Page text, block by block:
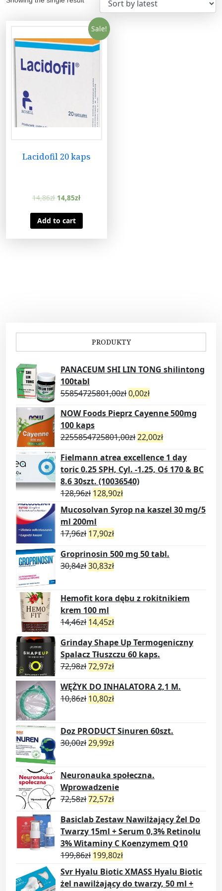
Sale!
Lacidofil 20 kaps
14,86zł 14,85zł
Add to cart
PRODUKTY
PANACEUM SHI LIN TONG shilintong
100tabl
55854725801,00zł0,00zł
NOW Foods Pieprz Cayenne 500mg
100 kaps
2255854725801,00zł22,00zł
Fielmann atrea excellence 1 day
toric 0.25 SPH, Cyl. -1.25, Oś 170 & BC
8.6 30szt. (10036540)
128,96zł 128,90zł
Mucosolvan Syrop na kaszel 30 mg/5
ml 200ml
17,96zł 17,90zł
Groprinosin 500 mg 50 tabl.
30,84zł30,83zł
Hemofit kora dębu z rokitnikiem
krem 100 ml
14,46zł 14,45zł
Grinday Shape Up Termogeniczny
Spalacz Tłuszczu 60 kaps.
72,98zł72,97zł
WĘŻYK DO INHALATORA 2,1 M.
10,86zł 10,80zł
Doz PRODUCT Sinuren 60szt.
30,00zł29,99zł
Neuronauka społeczna.
Wprowadzenie
72,58zł72,57zł
Basiclab Zestaw Nawilżający Żel Do
Twarzy 15ml + Serum 0,3% Retinolu
3% Witaminy C Koenzymem Q10
199,86zł 199,80zł
Svr Hyalu Biotic XMASS Hyalu Biotic
żel nawilżający do twarzy, 50 ml +